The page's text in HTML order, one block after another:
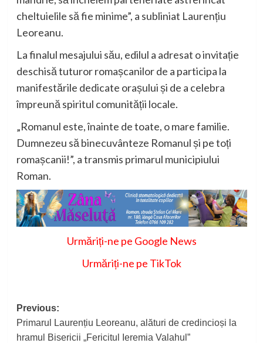
cheltuielile să fie minime”, a subliniat Laurențiu
Leoreanu.
La finalul mesajului său, edilul a adresat o invitație
deschisă tuturor romașcanilor de a participa la
manifestările dedicate orașului și de a celebra
împreună spiritul comunității locale.
„Romanul este, înainte de toate, o mare familie.
Dumnezeu să binecuvânteze Romanul și pe toți
romașcanii!”, a transmis primarul municipiului
Roman.
Urmăriți-ne pe Google News
Urmăriți-ne pe TikTok
Post
navigation
Previous:
Primarul Laurențiu Leoreanu, alături de credincioși la
hramul Bisericii „Fericitul Ieremia Valahul”